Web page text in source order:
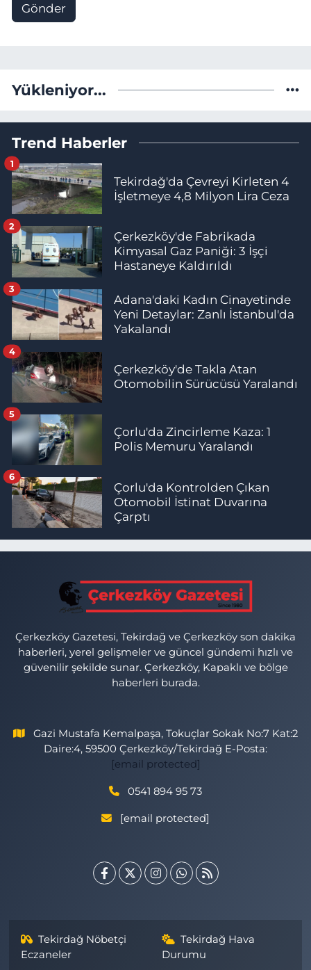
Gönder
Yükleniyor...
Trend Haberler
Tekirdağ'da Çevreyi Kirleten 4
İşletmeye 4,8 Milyon Lira Ceza
1
Çerkezköy'de Fabrikada
Kimyasal Gaz Paniği: 3 İşçi
Hastaneye Kaldırıldı
2
Adana'daki Kadın Cinayetinde
Yeni Detaylar: Zanlı İstanbul'da
Yakalandı
3
Çerkezköy'de Takla Atan
Otomobilin Sürücüsü Yaralandı
4
Çorlu'da Zincirleme Kaza: 1
Polis Memuru Yaralandı
5
Çorlu'da Kontrolden Çıkan
Otomobil İstinat Duvarına
Çarptı
6
Çerkezköy Gazetesi, Tekirdağ ve Çerkezköy son dakika
haberleri, yerel gelişmeler ve güncel gündemi hızlı ve
güvenilir şekilde sunar. Çerkezköy, Kapaklı ve bölge
haberleri burada.
Gazi Mustafa Kemalpaşa, Tokuçlar Sokak No:7 Kat:2
Daire:4, 59500 Çerkezköy/Tekirdağ E-Posta:
[email protected]
0541 894 95 73
[email protected]
Tekirdağ Nöbetçi
Eczaneler
Tekirdağ Hava
Durumu